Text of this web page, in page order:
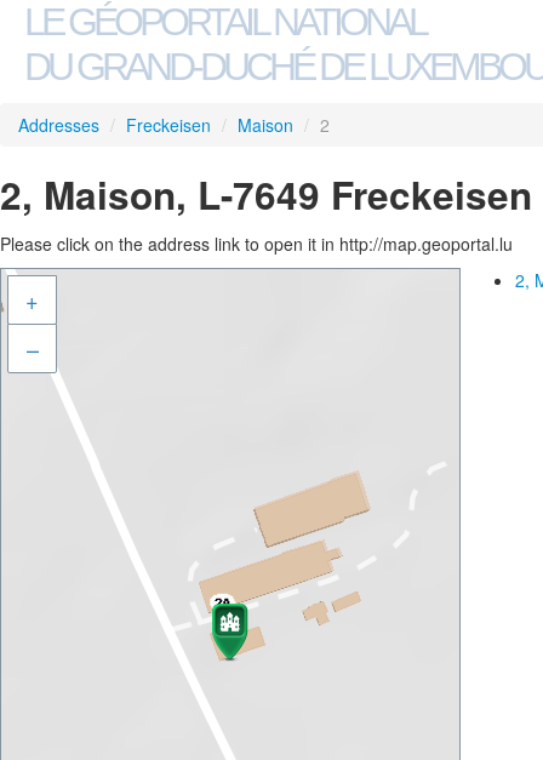
LE GÉOPORTAIL NATIONAL
DU GRAND-DUCHÉ DE
Addresses / Freckeisen / Maison / 2
2, Maison, L-7649 Freckeisen
Please click on the address link to open it in http://map.geoportal.lu
+
–
2,